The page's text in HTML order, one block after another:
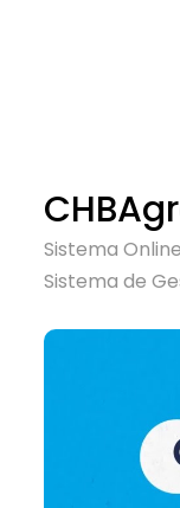
Sistema Online
Sistema de